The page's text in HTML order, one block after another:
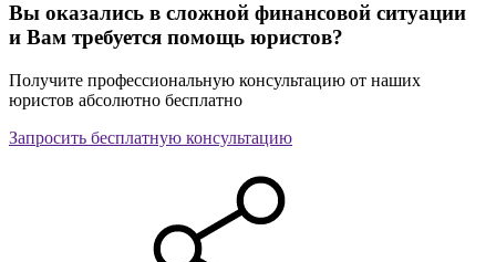
Вы оказались в сложной финансовой ситуации
и Вам требуется помощь юристов?
Получите профессиональную консультацию от наших
юристов абсолютно бесплатно
Запросить бесплатную консультацию